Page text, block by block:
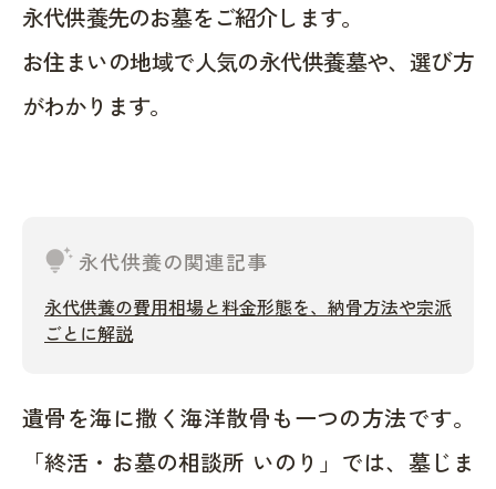
永代供養先のお墓をご紹介します。
お住まいの地域で人気の永代供養墓や、選び方
がわかります。
tips_and_updates 永代供養の関連記事
永代供養の費用相場と料金形態を、納骨方法や宗派
ごとに解説
遺骨を海に撒く海洋散骨も一つの方法です。
「終活・お墓の相談所 いのり」では、墓じま